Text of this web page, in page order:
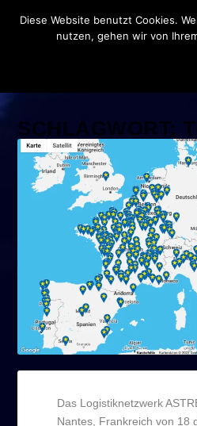
SCHLAGWORT:
FREIGHT GROUP
Das Logistiknetzwerk
Nantes, Frankreich von 18
Diese Website benutzt Cookies.
nutzen, gehen wir von